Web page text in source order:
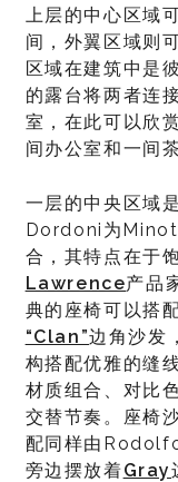
上层的中心区域
间，外翼区域则
区域在建筑中是
的露台将两者连
室，在此可以欣
间办公室和一间茶
一层的中央区域
Dordoni为
合，其特点在于
Lawrence产品
典的座椅可以搭
“Clan”边角沙发
构搭配优雅的缝
材质组合、对比
交替节奏。座椅
配同样由
旁边摆放着Gray